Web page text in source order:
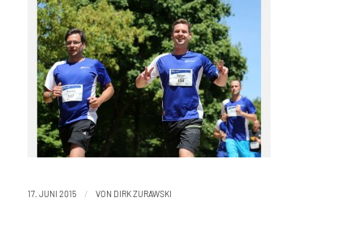
17. JUNI 2015 / VON DIRK ZURAWSKI